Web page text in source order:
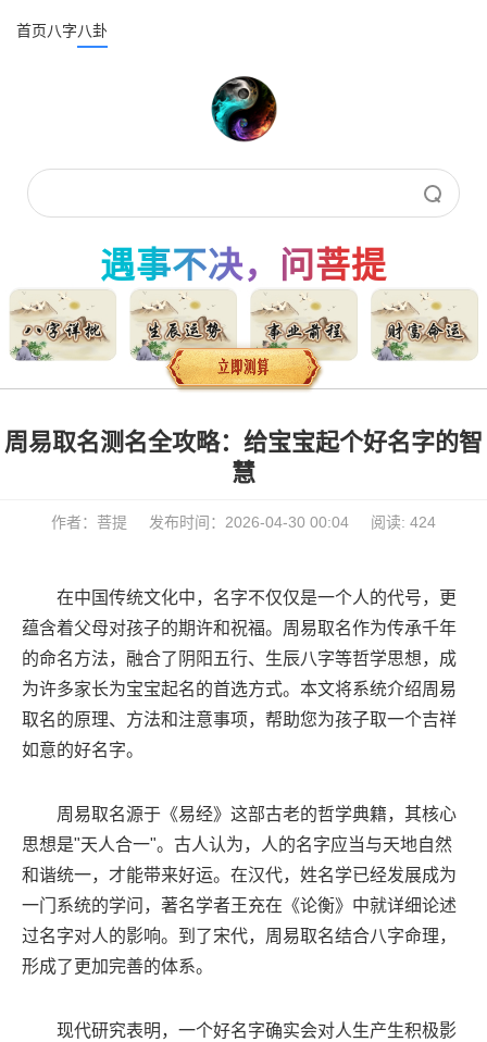
首页八字八卦
遇事不决，问菩提
周易取名测名全攻略：给宝宝起个好名字的智
慧
作者：菩提 发布时间：2026-04-30 00:04 阅读: 424
在中国传统文化中，名字不仅仅是一个人的代号，更
蕴含着父母对孩子的期许和祝福。周易取名作为传承千年
的命名方法，融合了阴阳五行、生辰八字等哲学思想，成
为许多家长为宝宝起名的首选方式。本文将系统介绍周易
取名的原理、方法和注意事项，帮助您为孩子取一个吉祥
如意的好名字。
周易取名源于《易经》这部古老的哲学典籍，其核心
思想是"天人合一"。古人认为，人的名字应当与天地自然
和谐统一，才能带来好运。在汉代，姓名学已经发展成为
一门系统的学问，著名学者王充在《论衡》中就详细论述
过名字对人的影响。到了宋代，周易取名结合八字命理，
形成了更加完善的体系。
现代研究表明，一个好名字确实会对人生产生积极影